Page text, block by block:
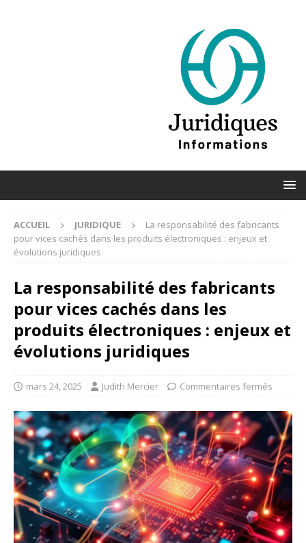
ACCUEIL JURIDIQUE
La responsabilité des fabricants
pour vices cachés dans les produits électroniques : enjeux et
évolutions juridiques
La responsabilité des fabricants
pour vices cachés dans les
produits électroniques : enjeux et
évolutions juridiques
mars 24, 2025 Judith Mercier Commentaires fermés